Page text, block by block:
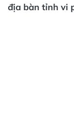
địa bàn tỉnh vi